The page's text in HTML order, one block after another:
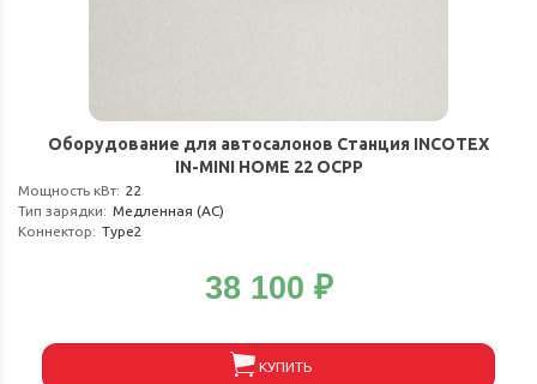
Оборудование для автосалонов Станция INCOTEX
IN-MINI HOME 22 OCPP
Мощность кВт: 22
Тип зарядки: Медленная (АС)
Коннектор: Type2
38 100 ₽
КУПИТЬ